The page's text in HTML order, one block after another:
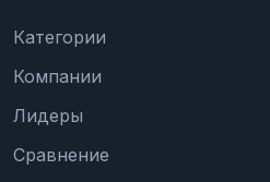
Категории
Компании
Лидеры
Сравнение